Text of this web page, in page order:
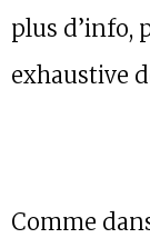
plus d’info,
exhaustive
Comme